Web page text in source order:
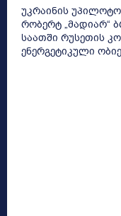
უკრაინის უპილოტო
რობერტ „მადიარ“
საათში რუსეთის
ენერგეტიკული